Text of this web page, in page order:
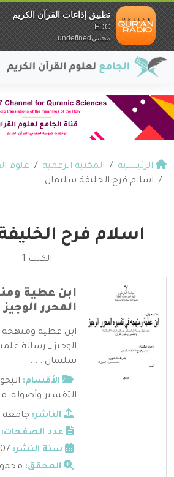
الرئيسية المكتبة الرقمية
علوم
اسلام فرح الخليفة سليمان
اسلام فرح
الكتب 1
ابن عطية
المحرر الوجيز
ابن عطية ومنهجه
الوجيز _ رسالة
سليمان . ...
الأقسام:
التفسير وأصوله,
الناشر: جامعة
عدد الصفحات:
سنة النشر:
المحقق:
تطبيق إذاعات القرآن الكريم
EDC
مجانيundefined